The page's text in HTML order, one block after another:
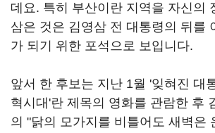
데요. 특히 부산이란 지역을 자신의
삼은 것은 김영삼 전 대통령의 뒤를
가 되기 위한 포석으로 보입니다.
앞서 한 후보는 지난 1월 '잊혀진 대
혁시대'란 제목의 영화를 관람한 후
의 "닭의 모가지를 비틀어도 새벽은